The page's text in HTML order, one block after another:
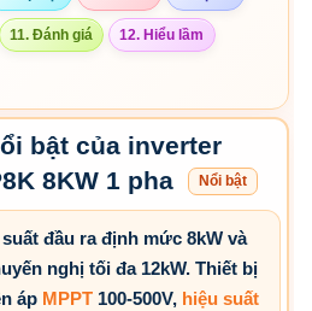
11. Đánh giá 12. Hiểu lầm
bật của inverter
8KW 1 pha
Nổi bật
đầu ra định mức 8kW và
nghị tối đa 12kW. Thiết bị
áp MPPT100-500V, hiệu suất